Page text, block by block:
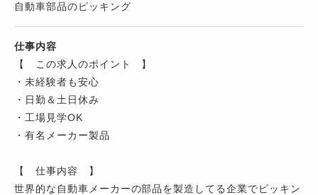
自動車部品のピッキング
仕事内容
【 この求人のポイント 】
・未経験者も安心
・日勤＆土日休み
・工場見学OK
・有名メーカー製品
【 仕事内容 】
世界的な自動車メーカーの部品を製造してる企業でピッキン